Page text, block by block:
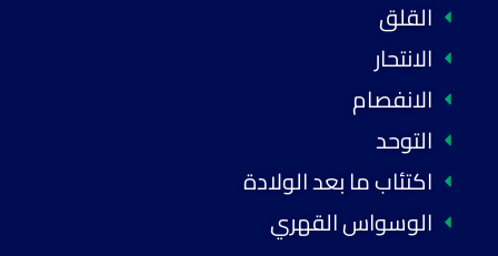
القلق
الانتحار
الانفصام
التوحد
اكتئاب ما بعد الولادة
الوسواس القهري